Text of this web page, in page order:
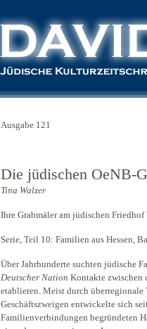
Ausgabe 121
Die jüdischen OeNB-
Tina Walzer
Ihre Grabmäler am jüdischen
Serie, Teil 10: Familien aus Hessen,
Über Jahrhunderte suchten jüdische
Deutscher Nation Kontakte zwischen
etablieren. Meist durch überregionale
Geschäftszweigen entwickelte sich
Familienverbindungen begründeten